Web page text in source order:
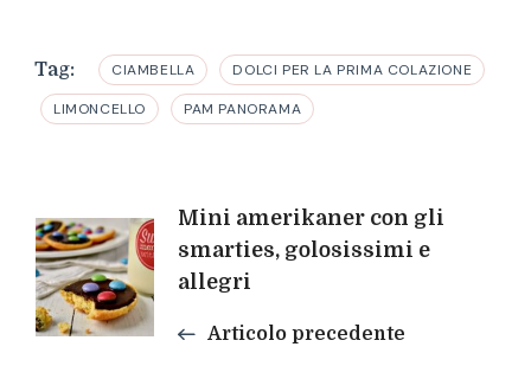
Tag: CIAMBELLA DOLCI PER LA PRIMA COLAZIONE
LIMONCELLO PAM PANORAMA
Navigazione
articoli
Mini amerikaner con gli
smarties, golosissimi e
allegri
Articolo precedente